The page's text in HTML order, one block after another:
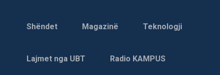
Shëndet Magazinë Teknologji
Lajmet nga UBT Radio KAMPUS